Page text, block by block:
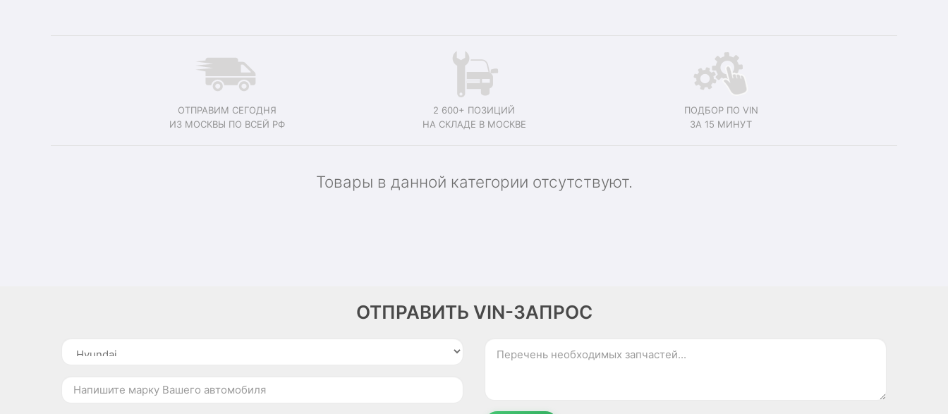
ОТПРАВИМ СЕГОДНЯ
ИЗ МОСКВЫ ПО ВСЕЙ РФ
2 600+ ПОЗИЦИЙ
НА СКЛАДЕ В МОСКВЕ
ПОДБОР ПО VIN
ЗА 15 МИНУТ
Товары в данной категории отсутствуют.
ОТПРАВИТЬ VIN-ЗАПРОС